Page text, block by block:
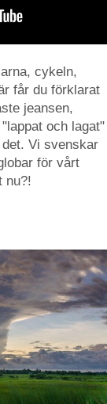
cykeln,
får du förklarat
jeansen,
och lagat"
Vi svenskar
för vårt
nu?!